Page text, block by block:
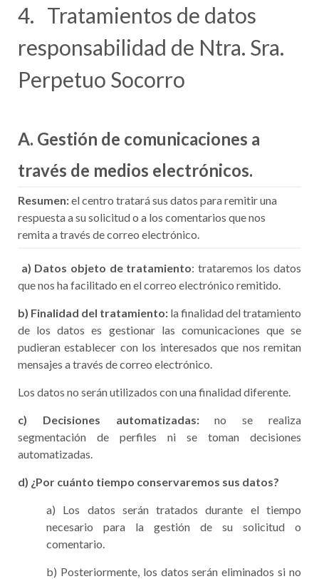
4. Tratamientos de datos
responsabilidad de Ntra. Sra.
Perpetuo Socorro
A. Gestión de comunicaciones a
través de medios electrónicos.
Resumen:el centro tratará sus datos para remitir una
respuesta a su solicitud o a los comentarios que nos
remita a través de correo electrónico.
a) Datos objeto de tratamiento: trataremos los datos
que nos ha facilitado en el correo electrónico remitido.
b) Finalidad del tratamiento: la finalidad del tratamiento
de los datos es gestionar las comunicaciones que se
pudieran establecer con los interesados que nos remitan
mensajes a través de correo electrónico.
Los datos no serán utilizados con una finalidad diferente.
c) Decisiones automatizadas:no se realiza
segmentación de perfiles ni se toman decisiones
automatizadas.
d) ¿Por cuánto tiempo conservaremos sus datos?
a) Los datos serán tratados durante el tiempo
necesario para la gestión de su solicitud o
comentario.
b) Posteriormente, los datos serán eliminados si no